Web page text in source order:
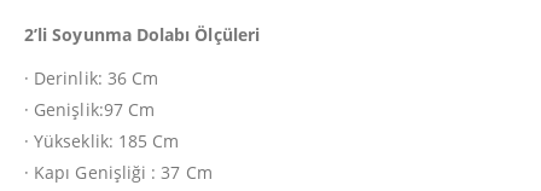
2’li Soyunma Dolabı Ölçüleri
· Derinlik: 36 Cm
· Genişlik:97 Cm
· Yükseklik: 185 Cm
· Kapı Genişliği : 37 Cm